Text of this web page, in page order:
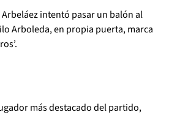
intentó pasar un balón al
Arboleda, en propia puerta, marca
más destacado del partido,